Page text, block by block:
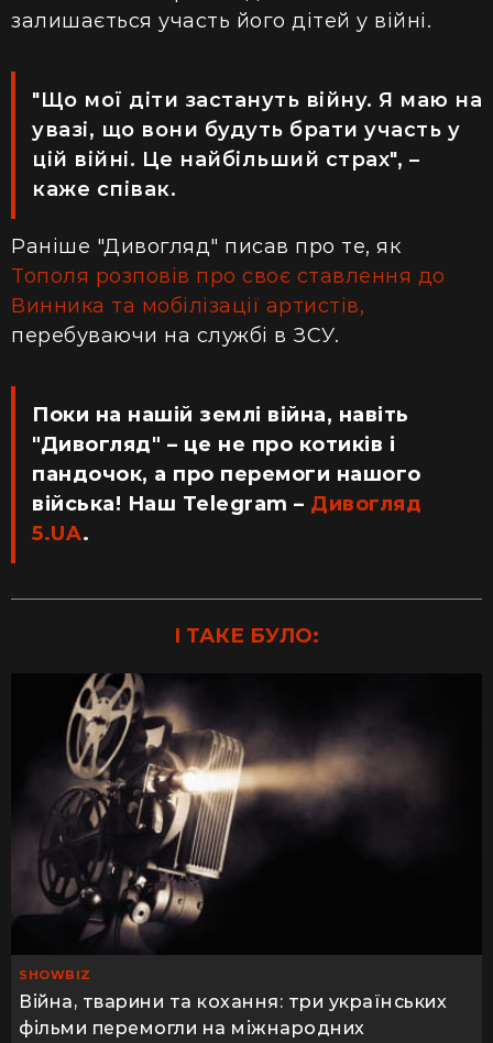
залишається участь його дітей у війні.
"Що мої діти застануть війну. Я маю на
увазі, що вони будуть брати участь у
цій війні. Це найбільший страх", –
каже співак.
Раніше "Дивогляд" писав про те, як
Тополя розповів про своє ставлення до
Винника та мобілізації артистів,
перебуваючи на службі в ЗСУ.
Поки на нашій землі війна, навіть
"Дивогляд" – це не про котиків і
пандочок, а про перемоги нашого
війська! Наш Telegram – Дивогляд
5.UA.
І ТАКЕ БУЛО:
SHOWBIZ
Війна, тварини та кохання: три українських
фільми перемогли на міжнародних